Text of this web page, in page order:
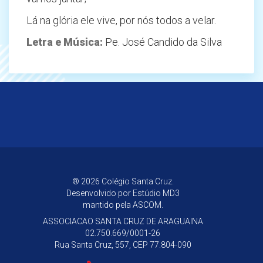
Lá na glória ele vive, por nós todos a velar.
Letra e Música: Pe. José Candido da Silva
® 2026 Colégio Santa Cruz.
Desenvolvido por Estúdio MD3
mantido pela ASCOM.
ASSOCIACAO SANTA CRUZ DE ARAGUAINA
02.750.669/0001-26
Rua Santa Cruz, 557, CEP 77.804-090